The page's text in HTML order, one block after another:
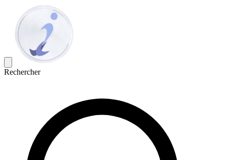
Rechercher